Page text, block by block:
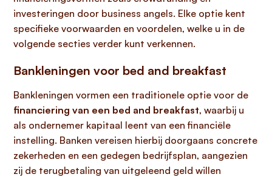
investeringen door business angels. Elke optie kent
specifieke voorwaarden en voordelen, welke u in de
volgende secties verder kunt verkennen.
Bankleningen voor bed and breakfast
Bankleningen vormen een traditionele optie voor de
financiering van een bed and breakfast, waarbij u
als ondernemer kapitaal leent van een financiële
instelling. Banken vereisen hierbij doorgaans concrete
zekerheden en een gedegen bedrijfsplan, aangezien
zij de terugbetaling van uitgeleend geld willen